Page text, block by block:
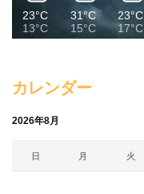
23°C
13°C
31°C
15°C
23°C
17°C
カレンダー
2026年8月
日 月 火